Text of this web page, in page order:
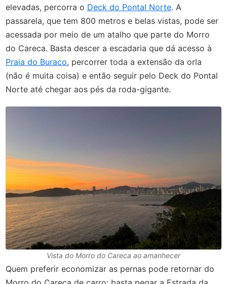
elevadas, percorra o Deck do Pontal Norte. A
passarela, que tem 800 metros e belas vistas, pode ser
acessada por meio de um atalho que parte do Morro
do Careca. Basta descer a escadaria que dá acesso à
Praia do Buraco, percorrer toda a extensão da orla
(não é muita coisa) e então seguir pelo Deck do Pontal
Norte até chegar aos pés da roda-gigante.
Vista do Morro do Careca ao amanhecer
Quem preferir economizar as pernas pode retornar do